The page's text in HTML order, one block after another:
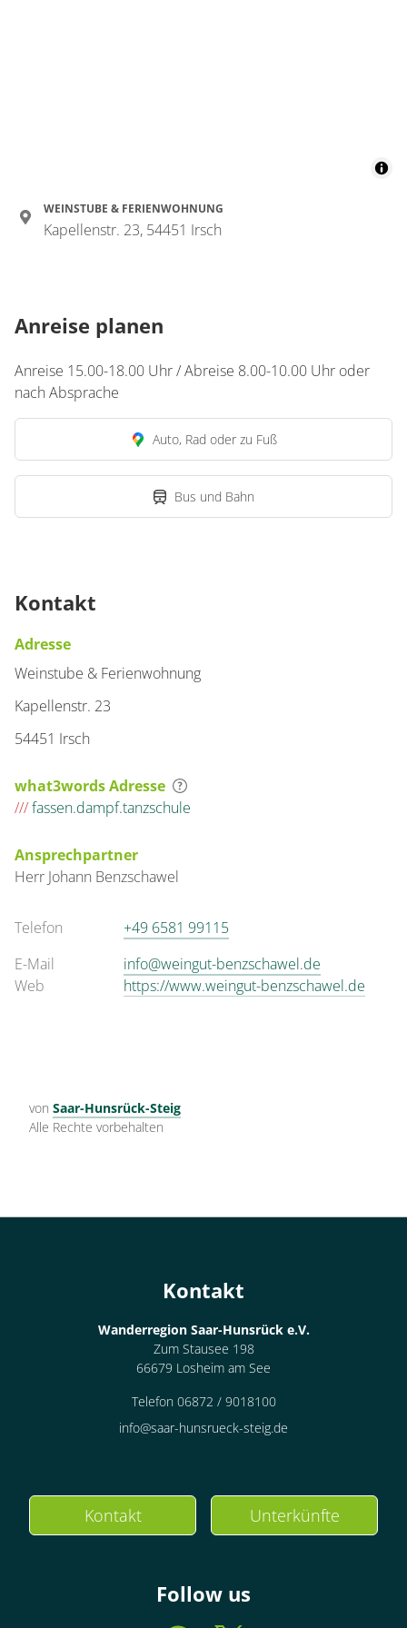
WEINSTUBE & FERIENWOHNUNG
Kapellenstr. 23, 54451 Irsch
Anreise planen
Anreise 15.00-18.00 Uhr / Abreise 8.00-10.00 Uhr oder
nach Absprache
Auto, Rad oder zu Fuß
Bus und Bahn
Kontakt
Adresse
Weinstube & Ferienwohnung
Kapellenstr. 23
54451 Irsch
what3words Adresse
///fassen.dampf.tanzschule
Ansprechpartner
Herr Johann Benzschawel
Telefon
+49 6581 99115
E-Mail
info@weingut-benzschawel.de
Web
https://www.weingut-benzschawel.de
von Saar-Hunsrück-Steig
Alle Rechte vorbehalten
Kontakt
Wanderregion Saar-Hunsrück e.V.
Zum Stausee 198
66679 Losheim am See
Telefon 06872 / 9018100
info@saar-hunsrueck-steig.de
Kontakt Unterkünfte
Follow us